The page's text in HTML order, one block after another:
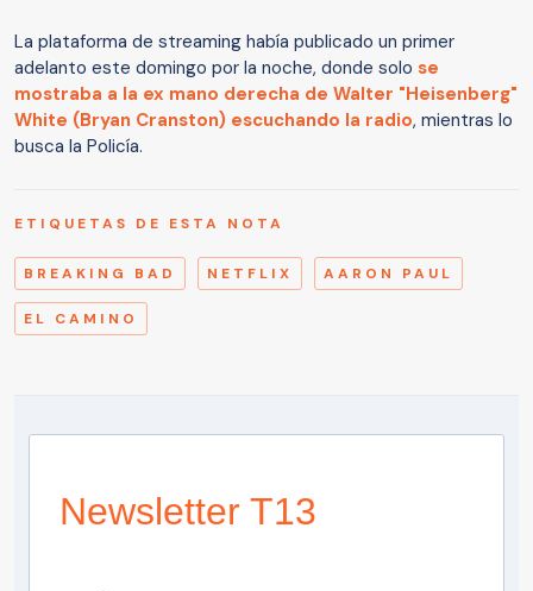
La plataforma de streaming había publicado un primer
adelanto este domingo por la noche, donde solo se
mostraba a la ex mano derecha de Walter "Heisenberg"
White (Bryan Cranston) escuchando la radio, mientras lo
busca la Policía.
ETIQUETAS DE ESTA NOTA
BREAKING BAD NETFLIX AARON PAUL
EL CAMINO
Newsletter T13